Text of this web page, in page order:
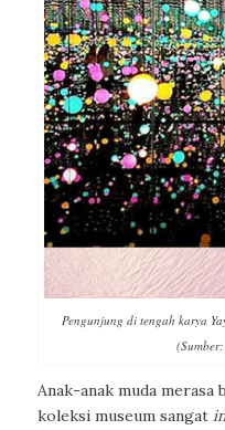
Pengunjung di tengah karya
Anak-anak muda
koleksi museum sangat